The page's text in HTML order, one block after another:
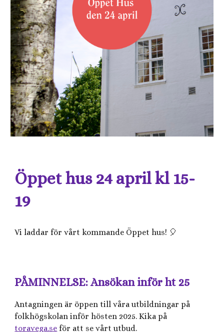
Öppet hus 24 april kl 15-
19
Vi laddar för vårt kommande Öppet hus! 🎈
PÅMINNELSE: Ansökan inför ht 25
Antagningen är öppen till våra utbildningar på
folkhögskolan inför hösten 2025. Kika på
toravega.se för att se vårt utbud.